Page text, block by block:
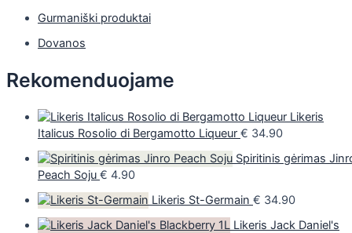
Gurmaniški produktai
Dovanos
Rekomenduojame
Likeris
Italicus Rosolio di Bergamotto Liqueur € 34.90
Spiritinis gėrimas
Peach Soju € 4.90
Likeris St-Germain € 34.90
Likeris Jack Daniel's